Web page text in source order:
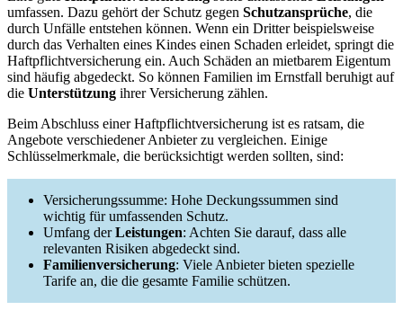
umfassen. Dazu gehört der Schutz gegen Schutzansprüche, die
durch Unfälle entstehen können. Wenn ein Dritter beispielsweise
durch das Verhalten eines Kindes einen Schaden erleidet, springt die
Haftpflichtversicherung ein. Auch Schäden an mietbarem Eigentum
sind häufig abgedeckt. So können Familien im Ernstfall beruhigt auf
die Unterstützung ihrer Versicherung zählen.
Beim Abschluss einer Haftpflichtversicherung ist es ratsam, die
Angebote verschiedener Anbieter zu vergleichen. Einige
Schlüsselmerkmale, die berücksichtigt werden sollten, sind:
Versicherungssumme: Hohe Deckungssummen sind
wichtig für umfassenden Schutz.
Umfang derLeistungen: Achten Sie darauf, dass alle
relevanten Risiken abgedeckt sind.
Familienversicherung: Viele Anbieter bieten spezielle
Tarife an, die die gesamte Familie schützen.